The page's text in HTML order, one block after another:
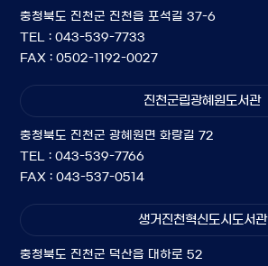
충청북도 진천군 진천읍 포석길 37-6
TEL : 043-539-7733
FAX : 0502-1192-0027
진천군립광혜원도서관
충청북도 진천군 광혜원면 화랑길 72
TEL : 043-539-7766
FAX : 043-537-0514
생거진천혁신도시도서관
충청북도 진천군 덕산읍 대하로 52